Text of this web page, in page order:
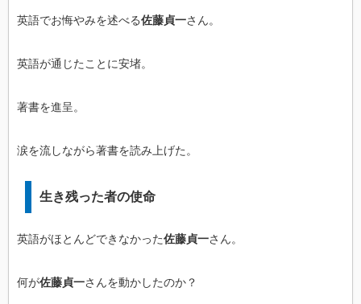
英語でお悔やみを述べる佐藤貞一さん。
英語が通じたことに安堵。
著書を進呈。
涙を流しながら著書を読み上げた。
生き残った者の使命
英語がほとんどできなかった佐藤貞一さん。
何が佐藤貞一さんを動かしたのか？